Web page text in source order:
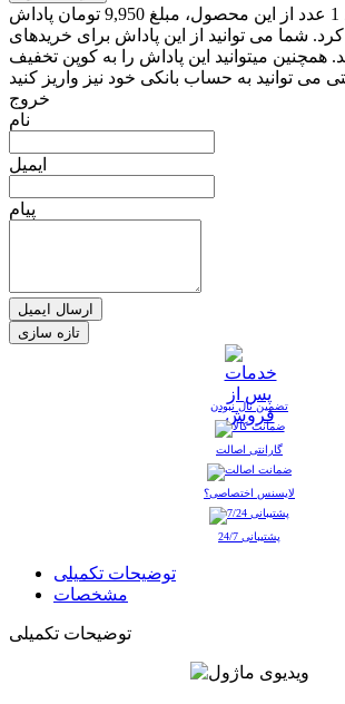
در صورت خرید 1 عدد از این محصول، مبلغ 9,950 تومان پاداش
شما می توانید از این پاداش برای خریدهای
همچنین میتوانید این پاداش را به کوپن تخفیف
خروج
نام
ایمیل
پیام
ارسال ایمیل
تضمین نال نبودن
گارانتی اصالت
لایسنس اختصاصی؟
پشتیبانی 24/7
توضیحات تکمیلی
مشخصات
توضیحات تکمیلی